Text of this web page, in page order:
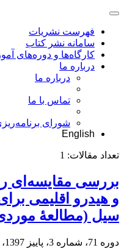
فهرست نشریات
سامانه نشر کتاب
کارگاه‌ها و دوره‌های
درباره ما
درباره ما
تماس با ما
شورای
English
تعداد مقالات: 1
بررسی مقایسه‌ای
و هیدرو اقلیمی
سیل (مطالعۀ
دوره 71، شماره 3، پاییز 1397، صفحه